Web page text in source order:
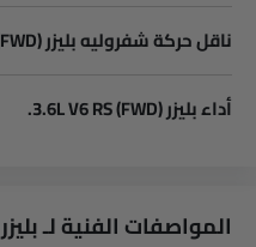
ناقل حركة شفروليه بليزر 3.6L V6 RS (FWD)
أداء بليزر 3.6L V6 RS (FWD).
المواصفات الفنية لـ بليزر 3.6L V6 RS (FWD)